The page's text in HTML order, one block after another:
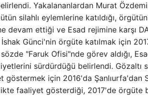
Yakalananlardan Murat
silahlı eylemlerine katıldığı,
devam ettiği ve Esad rejimine karşı
İshak Günci'nin örgüte katılmak için
"Faruk Ofisi"nde görev aldığı,
sürdürdüğü belirlendi. Gözaltı
göstermek için 2016'da
faaliyet gösterdiği, 2017'de örgüte